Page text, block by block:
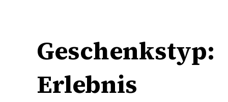
Geschenkstyp:
Erlebnis